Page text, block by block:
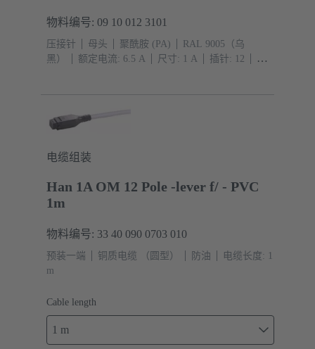
物料编号: 09 10 012 3101
压接针 母头 聚酰胺 (PA)
RAL 9005（乌
黑）
额定电流: ‌6.5 A 尺寸: 1 A 插针: 12
导
电缆组装
Han 1A OM 12 Pole -lever f/ - PVC
1m
物料编号: 33 40 090 0703 010
预装一端 铜质电缆 （圆型） 防油
电缆长度: 1
m
Cable length
1 m